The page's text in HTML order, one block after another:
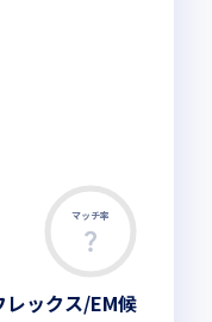
マッチ率
レックス/EM候